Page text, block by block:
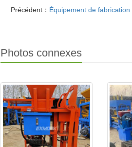
Précédent： Équipement de
Photos connexes